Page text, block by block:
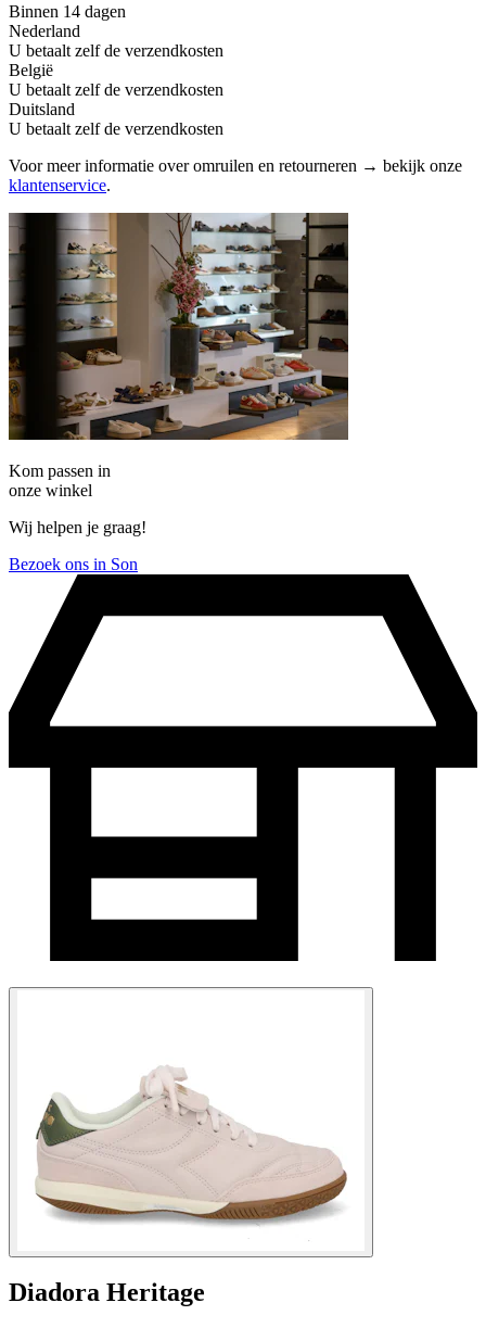
Binnen 14 dagen
Nederland
U betaalt zelf de verzendkosten
België
U betaalt zelf de verzendkosten
Duitsland
U betaalt zelf de verzendkosten
Voor meer informatie over omruilen en retourneren → bekijk onze
klantenservice.
Kom passen in
onze winkel
Wij helpen je graag!
Bezoek ons in Son
Diadora Heritage